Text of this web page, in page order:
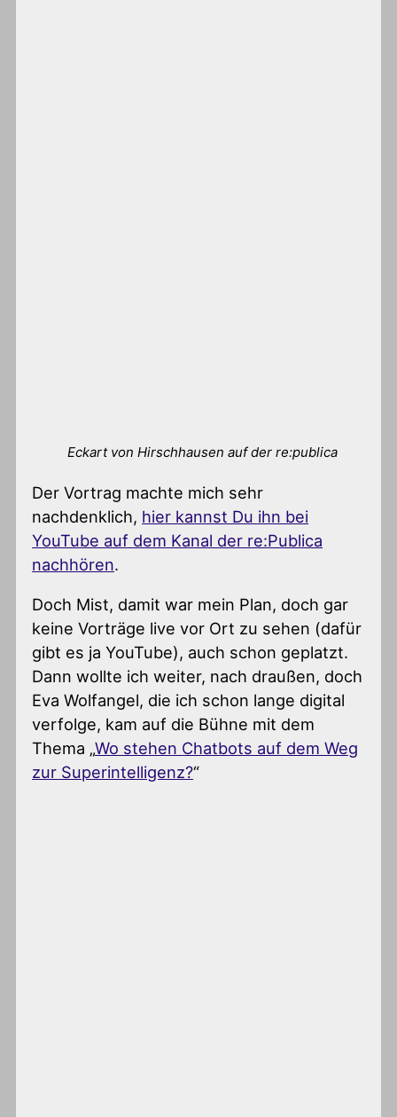
Eckart von Hirschhausen auf der re:publica
Der Vortrag machte mich sehr
nachdenklich, hier kannst Du ihn bei
YouTube auf dem Kanal der re:Publica
nachhören.
Doch Mist, damit war mein Plan, doch gar
keine Vorträge live vor Ort zu sehen (dafür
gibt es ja YouTube), auch schon geplatzt.
Dann wollte ich weiter, nach draußen, doch
Eva Wolfangel, die ich schon lange digital
verfolge, kam auf die Bühne mit dem
Thema „Wo stehen Chatbots auf dem Weg
zur Superintelligenz?“